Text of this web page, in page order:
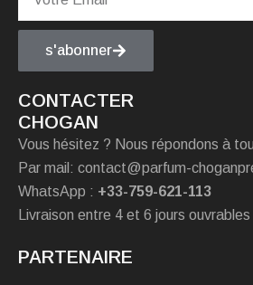
s'abonner
CONTACTER
CHOGAN
Vous hésitez ? Nous répondons à
Par mail: contact@parfum-
WhatsApp : +33-759-621-113
Livraison entre 4 et 6 jours ouvrables
PARTENAIRE